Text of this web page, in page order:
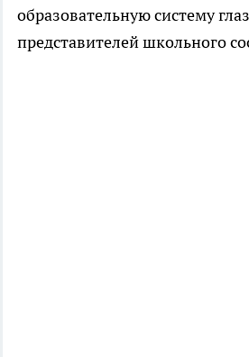
образовательную систему
представителей школьного